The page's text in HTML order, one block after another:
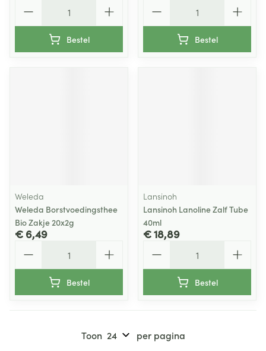
Bestel Bestel
Weleda
Weleda Borstvoedingsthee
Bio Zakje 20x2g
€ 6,49
Bestel
Lansinoh
Lansinoh Lanoline Zalf Tube
40ml
€ 18,89
Bestel
Toon per pagina